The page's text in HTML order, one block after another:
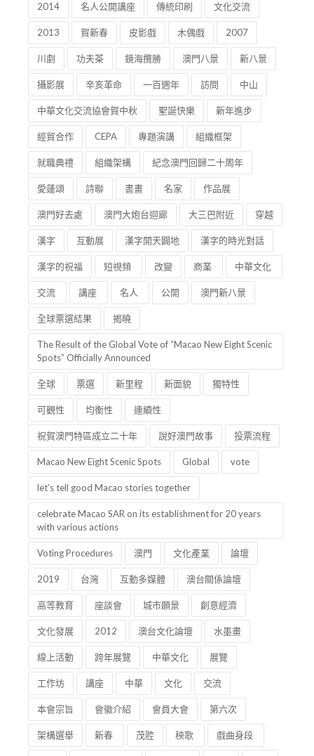
2014 名人公開講座 傳統印刷 文化交流
2013 賀新春 皮影戲 木偶戲 2007
川劇 功夫茶 鏡海攬勝 澳門八景 新八景
攝影展 辛亥革命 一百週年 訪問 中山
中華文化交流協會賀中秋 聖誕快樂 新年進步
經貿合作 CEPA 專題演講 組織框架
就職典禮 組織架構 紀念澳門回歸二十周年
愛蓮頌 詩聯 書畫 名家 作品展
澳門好去處 澳門大炮台迴廊 大三巴附近 穿越
漢字 互動展 漢字開天闢地 漢字的時光對話
漢字的祝福 短視頻 改變 商業 中華文化
交流 講座 名人 公開 澳門新八景
全球票選結果 揭曉
The Result of the Global Vote of “Macao New Eight Scenic
Spots” Officially Announced
全球 票選 新里程 新面貌 獨特性
可觀性 均衡性 連續性
祝賀澳門特區成立二十年 說好澳門故事 投票流程
Macao New Eight Scenic Spots Global vote
let’s tell good Macao stories together
celebrate Macao SAR on its establishment for 20 years
with various actions
Voting Procedures 澳門 文化產業 論壇
2019 台灣 互動多媒體 澳台關係論壇
高等教育 座談會 城市願景 創意經濟
文化發展 2012 澳台文化論壇 水墨畫
線上活動 跨年展覽 中華文化 展覽
工作坊 講座 中華 文化 交流
本會宗旨 會徽介紹 會員大會 第六次
架構選舉 新春 茂腔 秧歌 戲曲身段